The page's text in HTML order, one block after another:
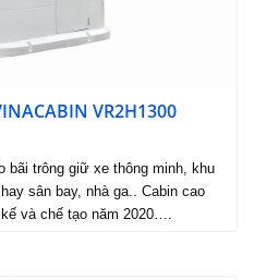
VR2H1300
bãi trông giữ xe thông minh, khu
sân bay, nhà ga.. Cabin cao
và chế tạo năm 2020….